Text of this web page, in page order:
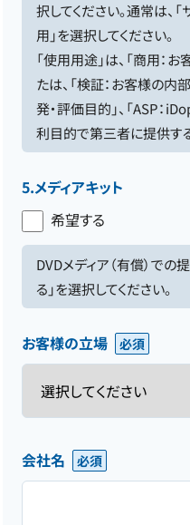
択してください。通常は、
用」を選択してください。
「使用用途」は、「商用：
たは、「検証：お客様の内
発・評価目的」、「ASP：
利目的で第三者に提供す
5.メディアキット
希望する
DVDメディア（有償）で
る」を選択してください。
お客様の立場
会社名